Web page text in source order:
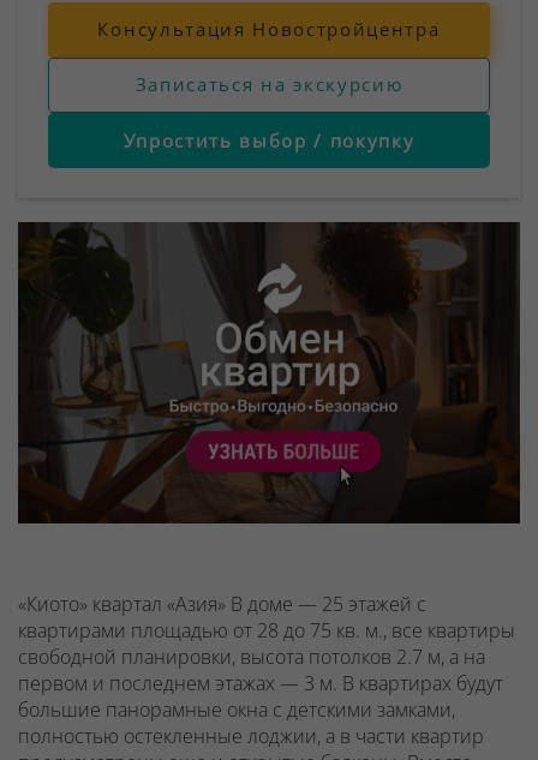
Консультация Новостройцентра
Записаться на экскурсию
Упростить выбор / покупку
«Киото» квартал «Азия» В доме — 25 этажей с
квартирами площадью от 28 до 75 кв. м., все квартиры
свободной планировки, высота потолков 2.7 м, а на
первом и последнем этажах — 3 м. В квартирах будут
большие панорамные окна с детскими замками,
полностью остекленные лоджии, а в части квартир